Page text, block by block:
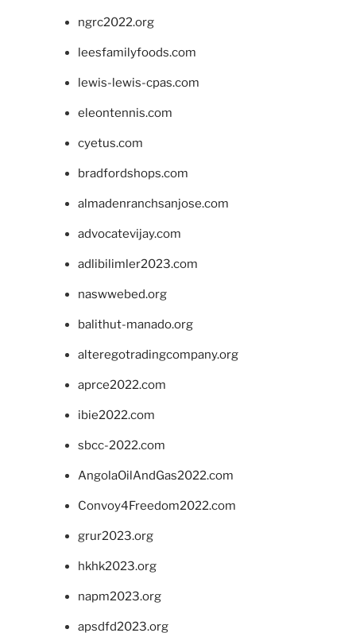
ngrc2022.org
leesfamilyfoods.com
lewis-lewis-cpas.com
eleontennis.com
cyetus.com
bradfordshops.com
almadenranchsanjose.com
advocatevijay.com
adlibilimler2023.com
naswwebed.org
balithut-manado.org
alteregotradingcompany.org
aprce2022.com
ibie2022.com
sbcc-2022.com
AngolaOilAndGas2022.com
Convoy4Freedom2022.com
grur2023.org
hkhk2023.org
napm2023.org
apsdfd2023.org